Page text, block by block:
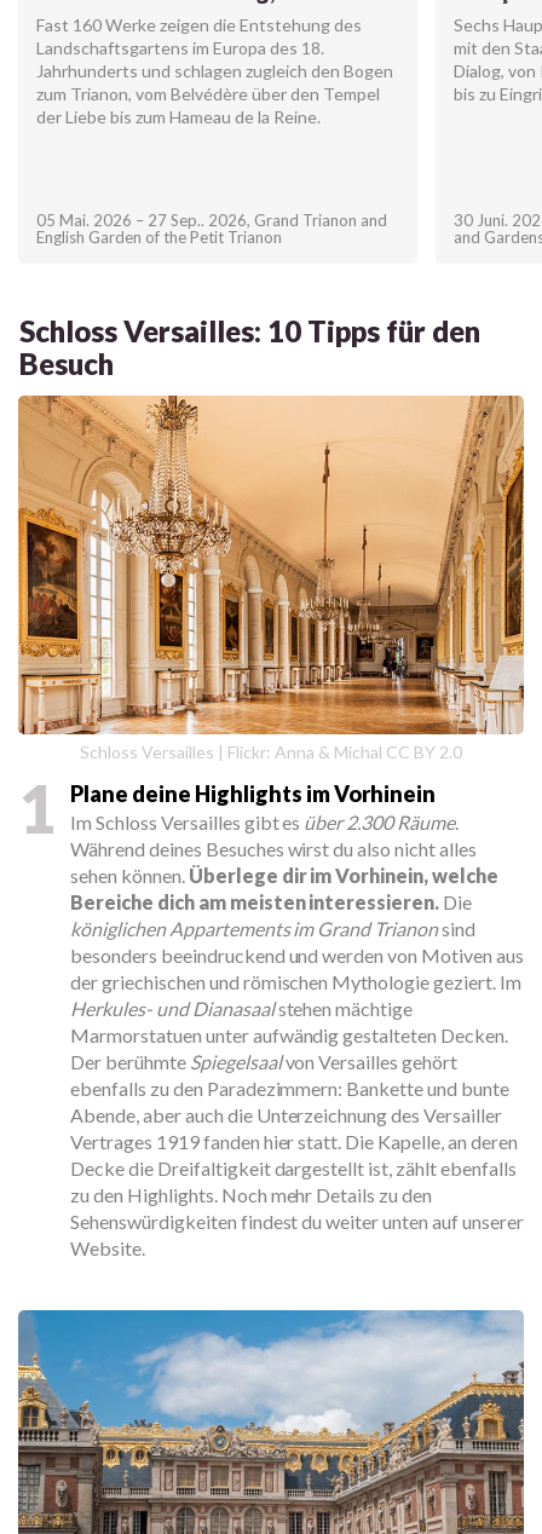
Fast 160 Werke zeigen die Entstehung des
Landschaftsgartens im Europa des 18.
Jahrhunderts und schlagen zugleich den Bogen
zum Trianon, vom Belvédère über den Tempel
der Liebe bis zum Hameau de la Reine.
05 Mai. 2026 – 27 Sep.. 2026, Grand Trianon and
English Garden of the Petit Trianon
Sechs
mit den
Dialog,
bis zu
30 Juni.
and
Schloss Versailles: 10 Tipps für den
Besuch
Schloss Versailles | Flickr: Anna & Michal CC BY 2.0
1 Plane deine Highlights im Vorhinein
Im Schloss Versailles gibt es über 2.300 Räume.
Während deines Besuches wirst du also nicht alles
sehen können. Überlege dir im Vorhinein, welche
Bereiche dich am meisten interessieren. Die
königlichen Appartements im Grand Trianonsind
besonders beeindruckend und werden von Motiven aus
der griechischen und römischen Mythologie geziert. Im
Herkules- und Dianasaalstehen mächtige
Marmorstatuen unter aufwändig gestalteten Decken.
Der berühmte Spiegelsaalvon Versailles gehört
ebenfalls zu den Paradezimmern: Bankette und bunte
Abende, aber auch die Unterzeichnung des Versailler
Vertrages 1919 fanden hier statt. Die Kapelle, an deren
Decke die Dreifaltigkeit dargestellt ist, zählt ebenfalls
zu den Highlights. Noch mehr Details zu den
Sehenswürdigkeiten findest du weiter unten auf unserer
Website.